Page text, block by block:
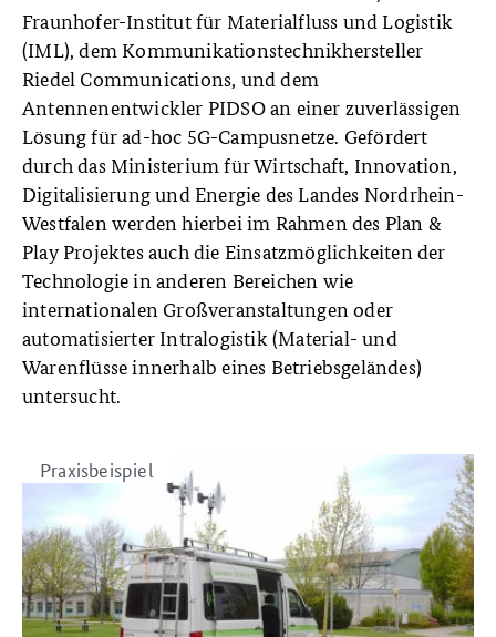
Fraunhofer-Institut für Materialfluss und Logistik
(IML), dem Kommunikationstechnikhersteller
Riedel Communications, und dem
Antennenentwickler PIDSO an einer zuverlässigen
Lösung für ad-hoc 5G-Campusnetze. Gefördert
durch das Ministerium für Wirtschaft, Innovation,
Digitalisierung und Energie des Landes Nordrhein-
Westfalen werden hierbei im Rahmen des Plan &
Play Projektes auch die Einsatzmöglichkeiten der
Technologie in anderen Bereichen wie
internationalen Großveranstaltungen oder
automatisierter Intralogistik (Material- und
Warenflüsse innerhalb eines Betriebsgeländes)
untersucht.
Praxisbeispiel